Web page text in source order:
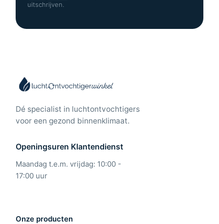
uitschrijven.
Dé specialist in luchtontvochtigers
voor een gezond binnenklimaat.
Openingsuren Klantendienst
Maandag t.e.m. vrijdag: 10:00 -
17:00 uur
Onze producten